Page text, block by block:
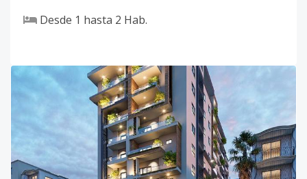
Desde 1 hasta 2 Hab.